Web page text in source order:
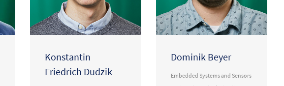
Konstantin
Friedrich Dudzik
Dominik Beyer
Embedded Systems and Sensors